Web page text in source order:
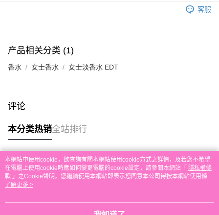
單。 如果訂購後七個工作天內我們未能收到有關存款，有關訂單將被取消。
付款後順豐站及營業點取貨
门市自取
免运费
客服
产品相关分类 (1)
香水 女士香水 女士淡香水 EDT
评论
本分类热销全站排行
热门标签
热销排行
本網站中使用cookie，欲查詢有關本網站使用cookie方式之詳情，及若您不希望
在電腦上使用cookie時應如何變更電腦的cookie設定，請參閱本網站「 隱私權條
款 」之Cookie聲明。您繼續使用本網站即表示您同意本公司得按本網站使用條款
之Cookie聲明使用cookie。
了解更多 >